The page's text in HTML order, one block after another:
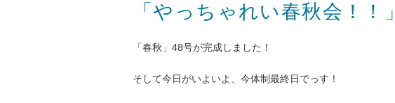
「やっちゃれい春秋会！！」
「春秋」48号が完成しました！
そして今日がいよいよ、今体制最終日でっす！